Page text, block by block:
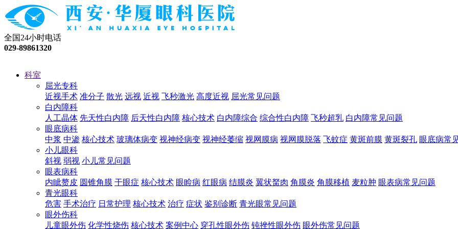
全国24小时电话
029-89861320
科室
屈光专科
近视手术 准分子 散光 远视 近视 飞秒激光 高度近视 屈光常见问题
白内障科
人工晶体 先天性白内障 后天性白内障 核心技术 白内障综合 综合性白内障 飞秒超乳 白内障常见问题
眼底病科
中浆 中渗 核心技术 玻璃体病变 视神经病变 视神经萎缩 视网膜病 视网膜脱落 飞蚊症 黄斑前膜 黄斑裂孔 眼底病常
小儿眼科
斜视 弱视 小儿常见问题
眼表病科
内眦赘皮 圆锥角膜 干眼症 核心技术 眼睑病 红眼病 结膜炎 翼状胬肉 角膜炎 角膜移植 麦粒肿 眼表病常见问题
青光眼科
危害 手术治疗 日常护理 核心技术 治疗 症状 鉴别诊断 青光眼常见问题
眼外伤科
儿童眼外伤 化学性烧伤 核心技术 案例中心 穿孔性眼外伤 钝挫性眼外伤 眼外伤常见问题